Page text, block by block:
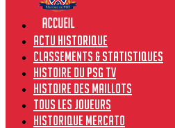
Actu historique
Classements & Statistiques
Histoire du PSG TV
Histoire des maillots
Tous les joueurs
Historique Mercato